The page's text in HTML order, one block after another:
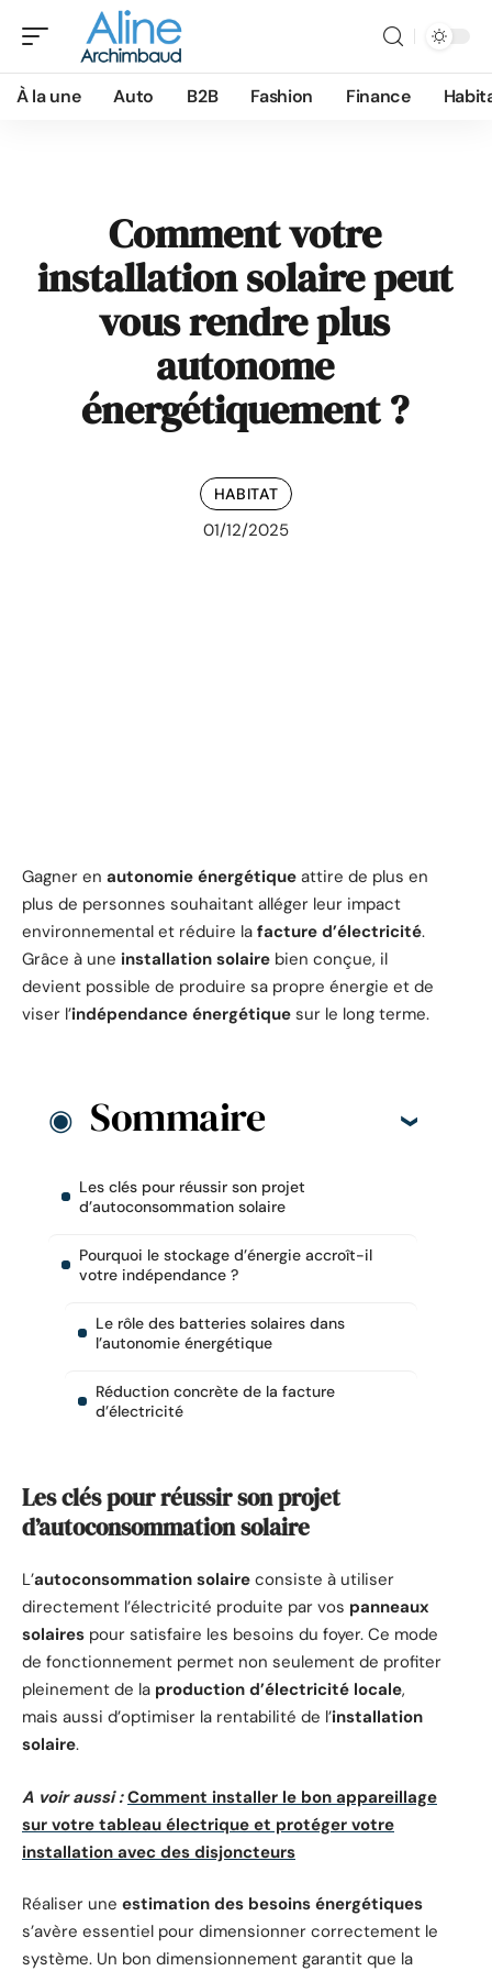
À la une Auto B2B Fashion Finance
Comment votre
installation solaire peut
vous rendre plus
autonome
énergétiquement ?
HABITAT
01/12/2025
Gagner en autonomie énergétique attire de plus en
plus de personnes souhaitant alléger leur impact
environnemental et réduire la facture d’électricité.
Grâce à une installation solaire bien conçue, il
devient possible de produire sa propre énergie et de
viser l’indépendance énergétique sur le long terme.
Sommaire
Les clés pour réussir son projet
d’autoconsommation solaire
Pourquoi le stockage d’énergie accroît-il
votre indépendance ?
Le rôle des batteries solaires dans
l’autonomie énergétique
Réduction concrète de la facture
d’électricité
Les clés pour réussir son projet
d’autoconsommation solaire
L’autoconsommation solaire consiste à utiliser
directement l’électricité produite par vos panneaux
solaires pour satisfaire les besoins du foyer. Ce mode
de fonctionnement permet non seulement de profiter
pleinement de la production d’électricité locale,
mais aussi d’optimiser la rentabilité de l’installation
solaire.
A voir aussi : Comment installer le bon appareillage
sur votre tableau électrique et protéger votre
installation avec des disjoncteurs
Réaliser une estimation des besoins énergétiques
s’avère essentiel pour dimensionner correctement le
système. Un bon dimensionnement garantit que la